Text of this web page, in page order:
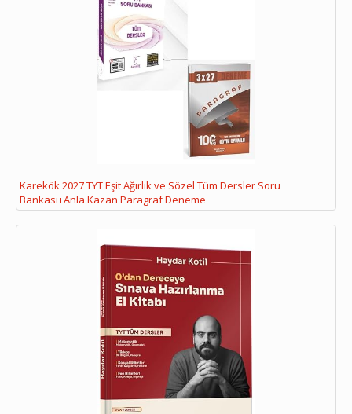
Karekök 2027 TYT Eşit Ağırlık ve Sözel Tüm Dersler Soru
Bankası+Anla Kazan Paragraf Deneme